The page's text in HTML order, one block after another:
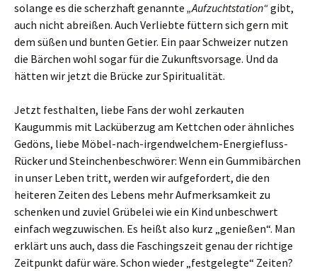
solange es die scherzhaft genannte „Aufzuchtstation“gibt,
auch nicht abreißen. Auch Verliebte füttern sich gern mit
dem süßen und bunten Getier. Ein paar Schweizer nutzen
die Bärchen wohl sogar für die Zukunftsvorsage. Und da
hätten wir jetzt die Brücke zur Spiritualität.
Jetzt festhalten, liebe Fans der wohl zerkauten
Kaugummis mit Lacküberzug am Kettchen oder ähnliches
Gedöns, liebe Möbel-nach-irgendwelchem-Energiefluss-
Rücker und Steinchenbeschwörer: Wenn ein Gummibärchen
in unser Leben tritt, werden wir aufgefordert, die den
heiteren Zeiten des Lebens mehr Aufmerksamkeit zu
schenken und zuviel Grübelei wie ein Kind unbeschwert
einfach wegzuwischen. Es heißt also kurz „genießen“. Man
erklärt uns auch, dass die Faschingszeit genau der richtige
Zeitpunkt dafür wäre. Schon wieder „festgelegte“ Zeiten?